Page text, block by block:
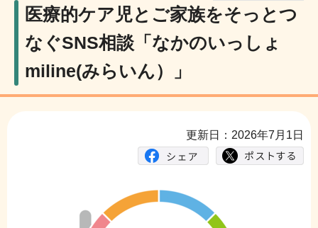
医療的ケア児とご家族をそっとつ
なぐSNS相談「なかのいっしょ
miline(みらいん）」
更新日：2026年7月1日